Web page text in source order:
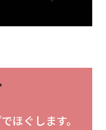
ほぐします。